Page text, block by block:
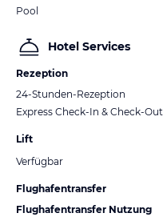
Pool
Hotel Services
Rezeption
24-Stunden-Rezeption
Express Check-In & Check-Out
Lift
Verfügbar
Flughafentransfer
Flughafentransfer Nutzung